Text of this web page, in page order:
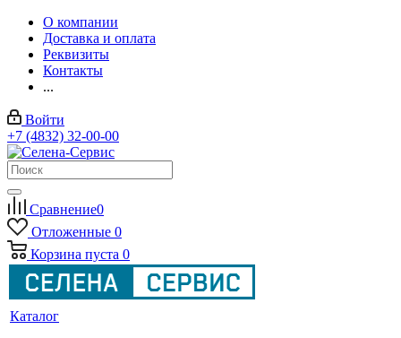
О компании
Доставка и оплата
Реквизиты
Контакты
...
Войти
+7 (4832) 32-00-00
Сравнение0
Отложенные 0
Корзина пуста 0
Каталог